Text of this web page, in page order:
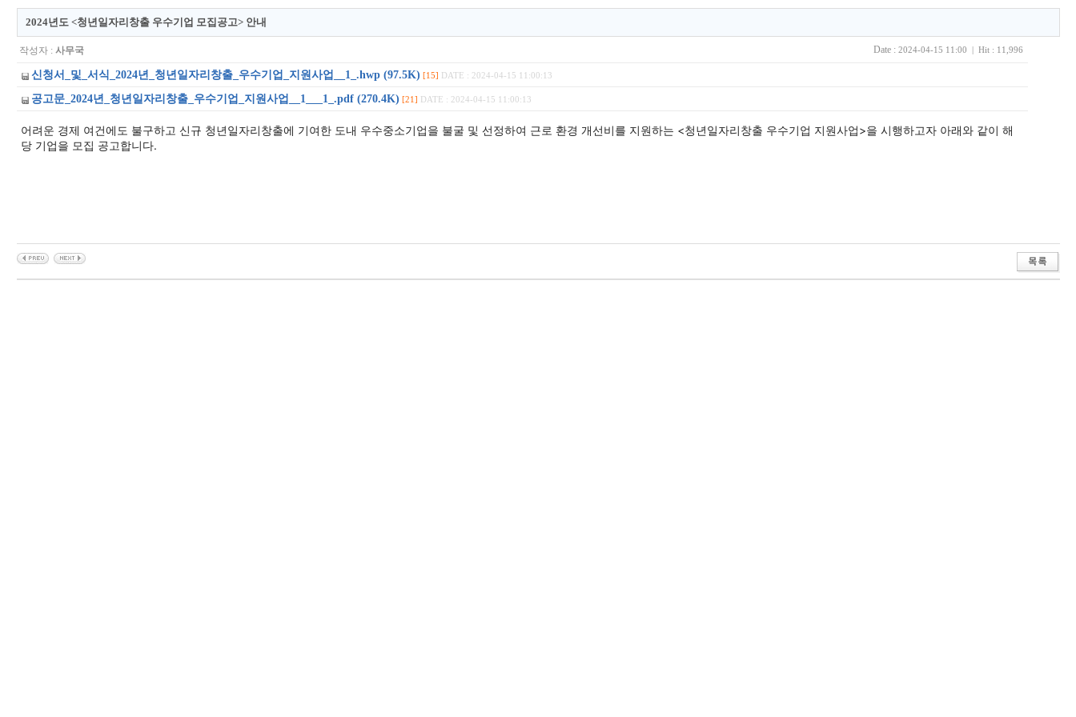
2024년도 <청년일자리창출 우수기업 모집공고> 안내
작성자 : 사무국 Date : 2024-04-15 11:00 | Hit : 11,996
신청서_및_서식_2024년_청년일자리창출_우수기업_지원사업__1_.hwp (97.5K) [15] DATE : 2024-04-15 11:00:13
공고문_2024년_청년일자리창출_우수기업_지원사업__1___1_.pdf (270.4K) [21] DATE : 2024-04-15 11:00:13
어려운 경제 여건에도 불구하고 신규 청년일자리창출에 기여한 도내 우수중소기업을 불굴 및 선정하여 근로 환경 개선비를 지원하는 <청년일자리창출 우수기업 지원사업>을 시행하고자 아래와 같이 해
당 기업을 모집 공고합니다.